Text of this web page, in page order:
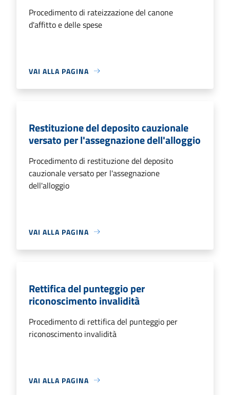
Procedimento di rateizzazione del canone
d'affitto e delle spese
VAI ALLA PAGINA
Restituzione del deposito cauzionale
versato per l'assegnazione dell'alloggio
Procedimento di restituzione del deposito
cauzionale versato per l'assegnazione
dell'alloggio
VAI ALLA PAGINA
Rettifica del punteggio per
riconoscimento invalidità
Procedimento di rettifica del punteggio per
riconoscimento invalidità
VAI ALLA PAGINA